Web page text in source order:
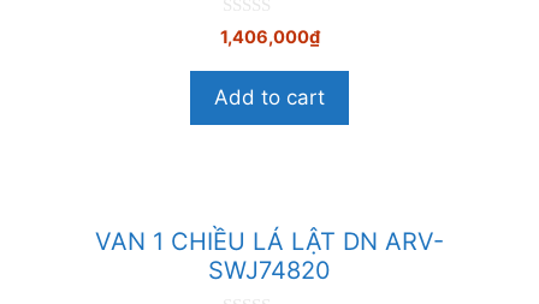
0
n
à
5
1,406,000₫
Add to cart
VAN 1 CHIỀU LÁ LẬT DN ARV-
SWJ74820